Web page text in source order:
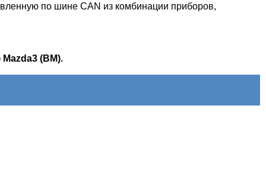
по шине CAN из комбинации приборов,
(BM).